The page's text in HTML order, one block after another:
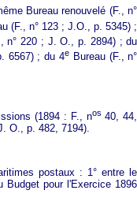
Bureau renouvelé (F., n°
(F., n° 123 ; J.O., p. 5345) ;
n° 220 ; J. O., p. 2894) ; du
6567) ; du 4eBureau (F., n°
(1894 : F., nos 40, 44,
O., p. 482, 7194).
postaux : 1° entre le
pour l'Exercice 1896